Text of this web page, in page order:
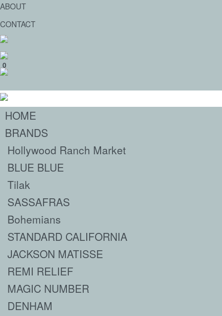
ABOUT
CONTACT
0
HOME
BRANDS
Hollywood Ranch Market
BLUE BLUE
Tilak
SASSAFRAS
Bohemians
STANDARD CALIFORNIA
JACKSON MATISSE
REMI RELIEF
MAGIC NUMBER
DENHAM